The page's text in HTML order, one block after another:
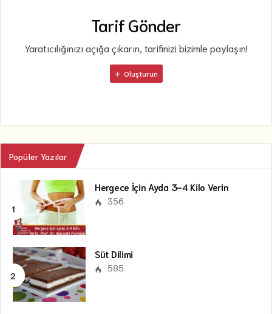
Tarif Gönder
Yaratıcılığınızı açığa çıkarın, tarifinizi bizimle paylaşın!
Oluşturun
Popüler Yazılar
Hergece İçin Ayda 3-4 Kilo Verin
356
Süt Dilimi
585